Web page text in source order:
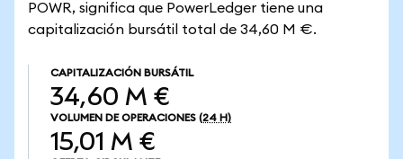
POWR, significa que PowerLedger tiene una
capitalización bursátil total de 34,60 M €.
CAPITALIZACIÓN BURSÁTIL
34,60 M €
VOLUMEN DE OPERACIONES (24 H)
15,01 M €